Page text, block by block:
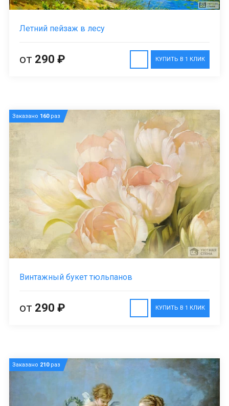
Летний пейзаж в лесу
КУПИТЬ В 1 КЛИК
от 290 ₽
Заказано 160раз
Винтажный букет тюльпанов
КУПИТЬ В 1 КЛИК
от 290 ₽
Заказано 210раз